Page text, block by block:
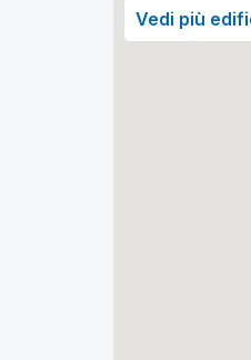
Vedi più